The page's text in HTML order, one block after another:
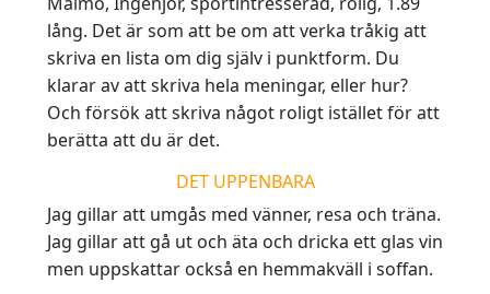
lång. Det är som att be om att verka tråkig att
skriva en lista om dig själv i punktform. Du
klarar av att skriva hela meningar, eller hur?
Och försök att skriva något roligt istället för att
berätta att du är det.
DET UPPENBARA
Jag gillar att umgås med vänner, resa och träna.
Jag gillar att gå ut och äta och dricka ett glas vin
men uppskattar också en hemmakväll i soffan.